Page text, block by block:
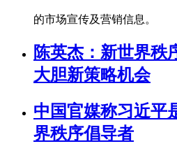
的市场宣传及营销信息。
陈英杰：新世界秩
大胆新策略机会
中国官媒称习近平
界秩序倡导者